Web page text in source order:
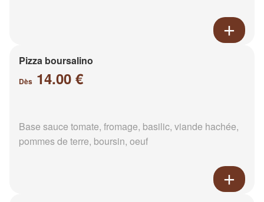
Pizza boursalino
Dès 14.00 €
Base sauce tomate, fromage, basilic, viande hachée,
pommes de terre, boursin, oeuf